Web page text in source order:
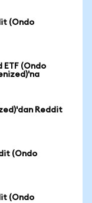
(Ondo
ETF (Ondo
Reddit
(Ondo
(Ondo